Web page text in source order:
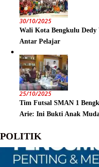
30/10/2025
Wali Kota Bengkulu Dedy
Antar Pelajar
25/10/2025
Tim Futsal SMAN 1
Arie: Ini Bukti Anak
POLITIK